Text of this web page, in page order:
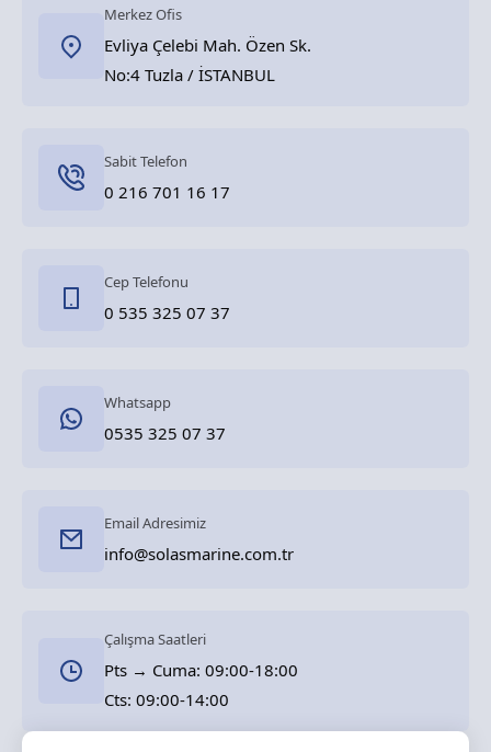
Merkez Ofis
Evliya Çelebi Mah. Özen Sk.
No:4 Tuzla / İSTANBUL
Sabit Telefon
0 216 701 16 17
Cep Telefonu
0 535 325 07 37
Whatsapp
0535 325 07 37
Email Adresimiz
info@solasmarine.com.tr
Çalışma Saatleri
Pts → Cuma: 09:00-18:00
Cts: 09:00-14:00